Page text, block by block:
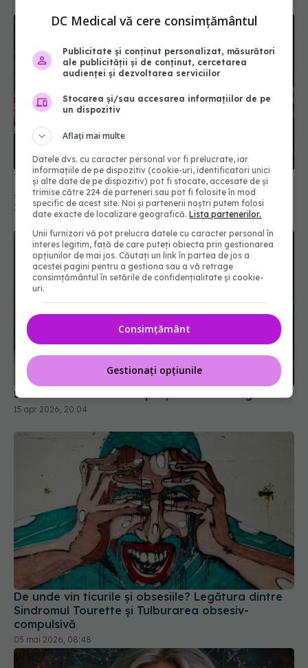
Te rătăcești des la festivaluri? Ar putea fi un
„defect” al creierului despre care puțini știu
Scutul alimentar care oprește declinul cognitiv
15 apr 2026, 20:04
De unde vin ticurile și obsesiile? Legătura dintre
Sindromul Tourette și Tulburarea obsesiv-
compulsivă
05 mai 2026, 08:48
DC Medical vă cere consimțământul
Publicitate și conținut personalizat, măsurători
ale publicității și de conținut, cercetarea
audienței și dezvoltarea serviciilor
Stocarea și/sau accesarea informațiilor de pe
un dispozitiv
Aflați mai multe
Datele dvs. cu caracter personal vor fi prelucrate, iar
informațiile de pe dispozitiv (cookie-uri, identificatori unici
și alte date de pe dispozitiv) pot fi stocate, accesate de și
trimise către 224 de parteneri sau pot fi folosite în mod
specific de acest site. Noi și partenerii noștri putem folosi
date exacte de localizare geografică.Lista partenerilor.
Unii furnizori vă pot prelucra datele cu caracter personal în
interes legitim, față de care puteți obiecta prin gestionarea
opțiunilor de mai jos. Căutați un link în partea de jos a
acestei pagini pentru a gestiona sau a vă retrage
consimțământul în setările de confidențialitate și cookie-
uri.
Consimțământ
Gestionați opțiunile